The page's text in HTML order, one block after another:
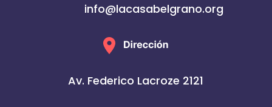
info@lacasabelgrano.org
Av. Federico Lacroze 2121